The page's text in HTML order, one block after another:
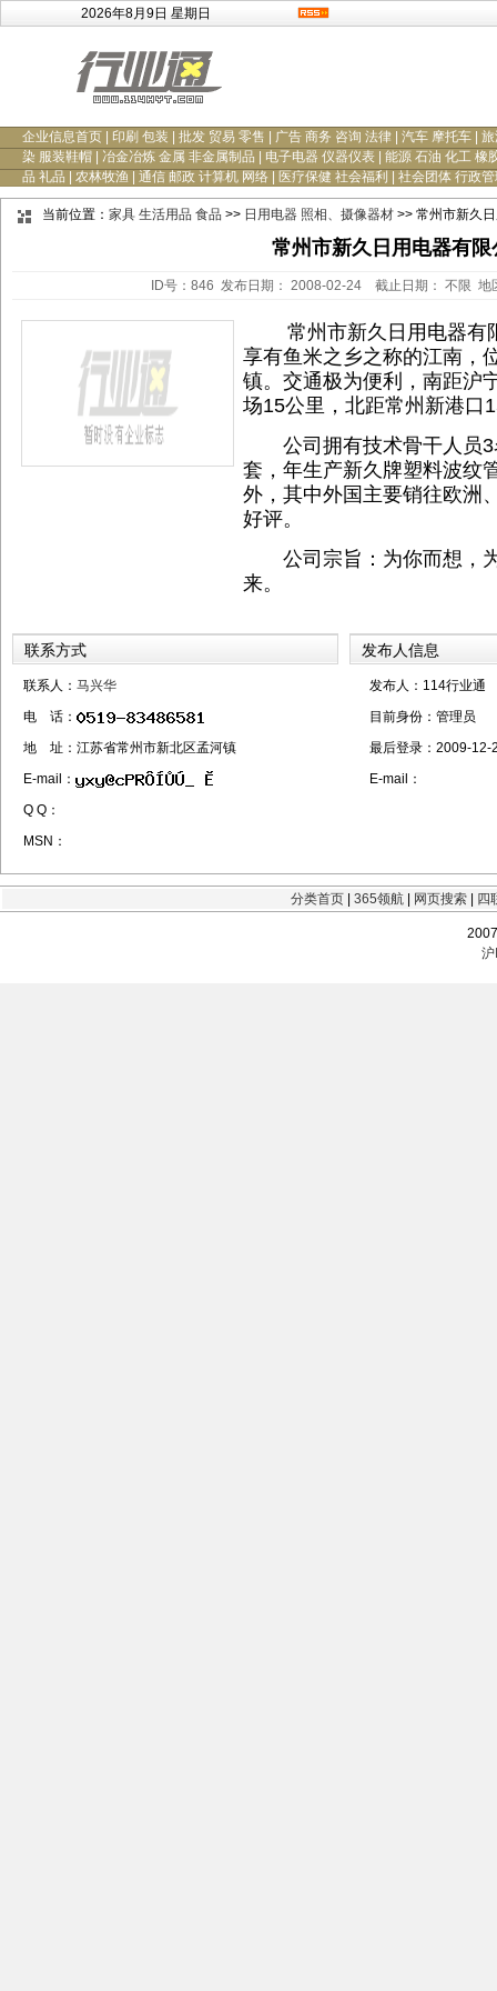
2026年8月9日 星期日
企业信息首页 印刷 包装 批发 贸易 零售 广告 商务 咨询 法律 汽车 摩托车
旅
染 服装鞋帽
冶金冶炼 金属 非金属制品 电子电器 仪器仪表
能源 石油 化工 橡
品 礼品
农林牧渔 通信 邮政 计算机 网络 医疗保健 社会福利 社会团体 行政
当前位置： 家具 生活用品 食品 >> 日用电器 照相、摄像器材 >> 常州市新久
常州市新久日用电器有限
ID号：846 发布日期： 2008-02-24 截止日期： 不限 地
常州市新久日用电器有
享有鱼米之乡之称的江南，
镇。交通极为便利，南距沪
场15公里，北距常州新港口
公司拥有技术骨干人员3
套，年生产新久牌塑料波纹
外，其中外国主要销往欧洲
好评。
公司宗旨：为你而想，为
来。
联系方式
联系人： 马兴华
电 话：
地 址：江苏省常州市新北区孟河镇
E-mail：
Q Q：
MSN：
发布人信息
发布人：114行业通
目前身份： 管理员
最后登录： 2009-12-
E-mail：
分类首页 365领航 网页搜索 四